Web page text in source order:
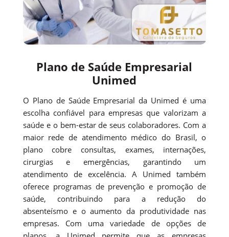
Plano de Saúde Empresarial
Unimed
O Plano de Saúde Empresarial da Unimed é uma
escolha confiável para empresas que valorizam a
saúde e o bem-estar de seus colaboradores. Com a
maior rede de atendimento médico do Brasil, o
plano cobre consultas, exames, internações,
cirurgias e emergências, garantindo um
atendimento de excelência. A Unimed também
oferece programas de prevenção e promoção de
saúde, contribuindo para a redução do
absenteísmo e o aumento da produtividade nas
empresas. Com uma variedade de opções de